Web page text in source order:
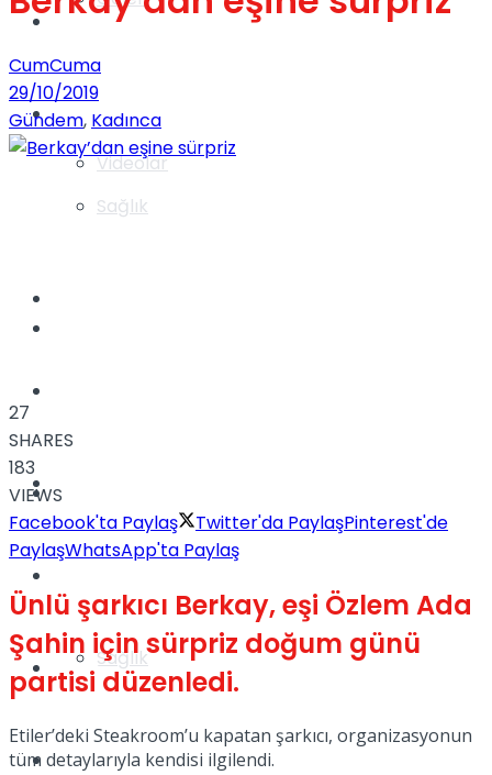
Videolar
Yaşam
Sağlık
Gündem
Yaşam
Sağlık
Dünya
Müzik
Sinema
CumCuma
29/10/2019
Gündem, Kadınca
27
SHARES
183
VIEWS
Facebook'ta Paylaş
Twitter'da PaylaşPinterest'de
PaylaşWhatsApp'ta Paylaş
Ünlü şarkıcı Berkay, eşi Özlem Ada
Şahin için sürpriz doğum günü
partisi düzenledi.
Etiler’deki Steakroom’u kapatan şarkıcı, organizasyonun
tüm detaylarıyla kendisi ilgilendi.